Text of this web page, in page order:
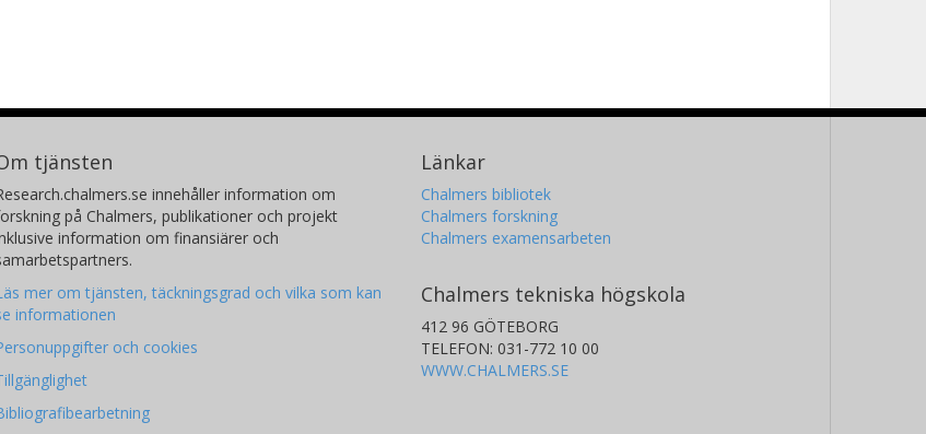
tjänsten
innehåller information om
på Chalmers, publikationer och projekt
information om finansiärer och
mer om tjänsten, täckningsgrad och vilka som kan
informationen
och cookies
Länkar
Chalmers bibliotek
Chalmers forskning
Chalmers examensarbeten
Chalmers tekniska högskola
412 96 GÖTEBORG
TELEFON: 031-772 10 00
WWW.CHALMERS.SE